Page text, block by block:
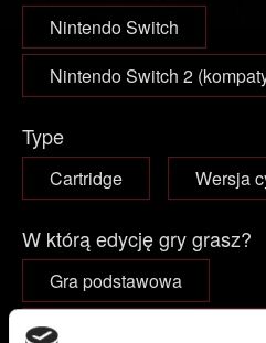
Nintendo Switch
Nintendo Switch 2
Type
Cartridge Wersja
W którą edycję gry grasz?
Gra podstawowa
Gra podstawowa + dodatki